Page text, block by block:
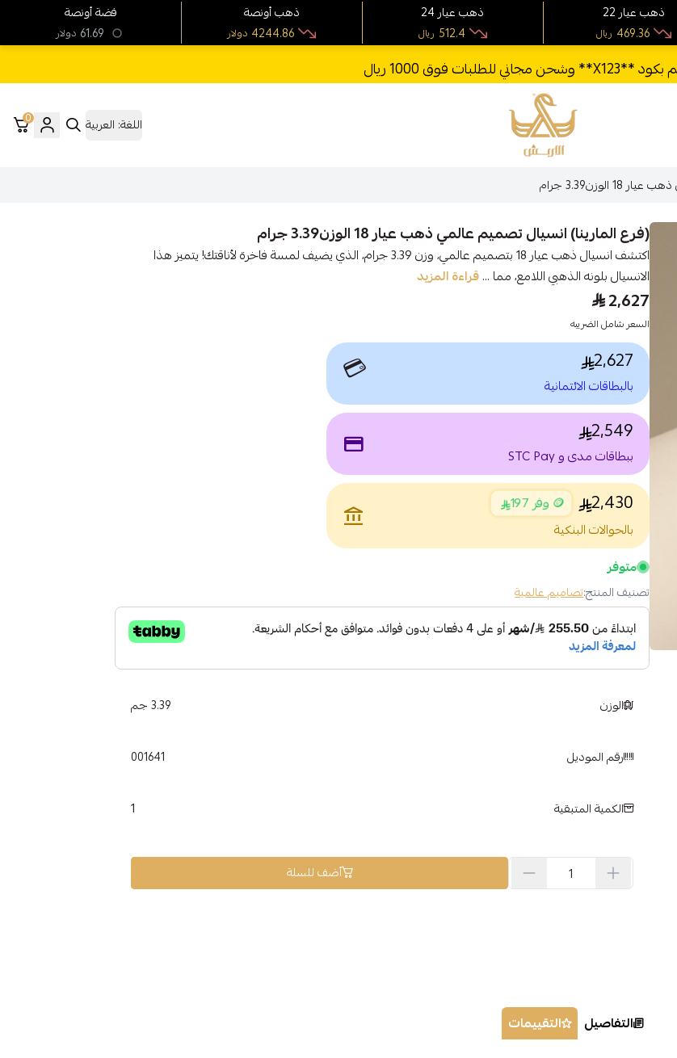
الأربش للذهب اللغة: العربية 0
جرام
(فرع المارينا) انسيال تصميم عالمي ذهب عيار 18 الوزن3.39 جرام
اكتشف انسيال ذهب عيار 18 بتصميم عالمي، وزن 3.39 جرام، الذي يضيف لمسة فاخرة لأناقتك! يتميز هذا
الانسيال بلونه الذهبي اللامع، مما ...قراءة المزيد
2,627
السعر شامل الضريبه
2,627
بالبطاقات الائتمانية 💳
2,549
ببطاقات مدى و STC Pay payment
2,430 🪙 وفر 197
بالحوالات البنكية
account_balance
متوفر
تصنيف المنتج:تصاميم عالمية
الوزن 3.39 جم
رقم الموديل 001641
الكمية المتبقية 1
أضف للسلة
التفاصيل التقييمات
فضة أونصة
دولار 61.69
ذهب أونصة
دولار 4244.86
24 ذهب عيار
ريال 512.4
22 ذهب عيار
ريال 469.36